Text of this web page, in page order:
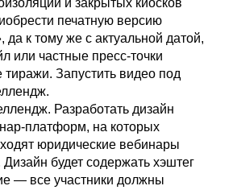
и закрытых киосков
печатную версию
к тому же с актуальной датой,
или частные пресс-точки
тиражи. Запустить видео под
Разработать дизайн
платформ, на которых
юридические вебинары
будет содержать хэштег
— все участники должны